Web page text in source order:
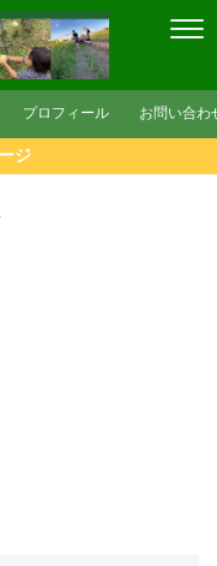
プロフィール お問い合わ
ジ